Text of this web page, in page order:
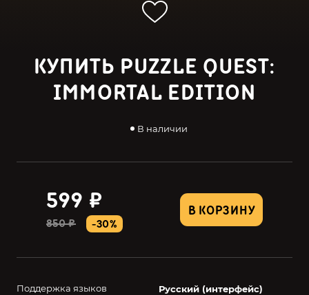
КУПИТЬ PUZZLE QUEST:
IMMORTAL EDITION
В наличии
В КОРЗИНУ
599 ₽
850 ₽ -30%
Поддержка языков Русский (интерфейс)